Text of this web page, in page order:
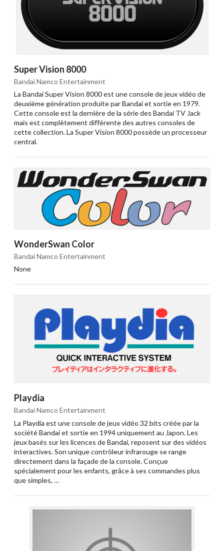
Drop your files on this page to
Super Vision 8000
Bandai Namco Entertainment
La Bandai Super Vision 8000 est une console de jeux vidéo de
deuxième génération produite par Bandai et sortie en 1979.
Cette console est la dernière de la série des Bandai TV Jack
mais est complètement différente des autres consoles de
cette collection. La Super Vision 8000 possède un processeur
central.
WonderSwan Color
Bandai Namco Entertainment
None
Playdia
Bandai Namco Entertainment
La Playdia est une console de jeux vidéo 32 bits créée par la
société Bandai et sortie en 1994 uniquement au Japon. Les
jeux basés sur les licences de Bandai, reposent sur des vidéos
interactives. Son unique contrôleur infrarouge se range
directement dans la façade de la console. Conçue
spécialement pour les enfants, grâce à ses commandes plus
que simples, …